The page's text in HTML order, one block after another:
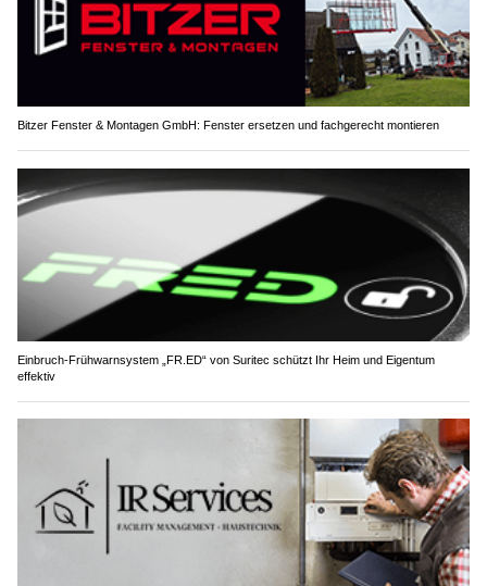
Bitzer Fenster & Montagen GmbH: Fenster ersetzen und fachgerecht montieren
Einbruch-Frühwarnsystem „FR.ED“ von Suritec schützt Ihr Heim und Eigentum
effektiv